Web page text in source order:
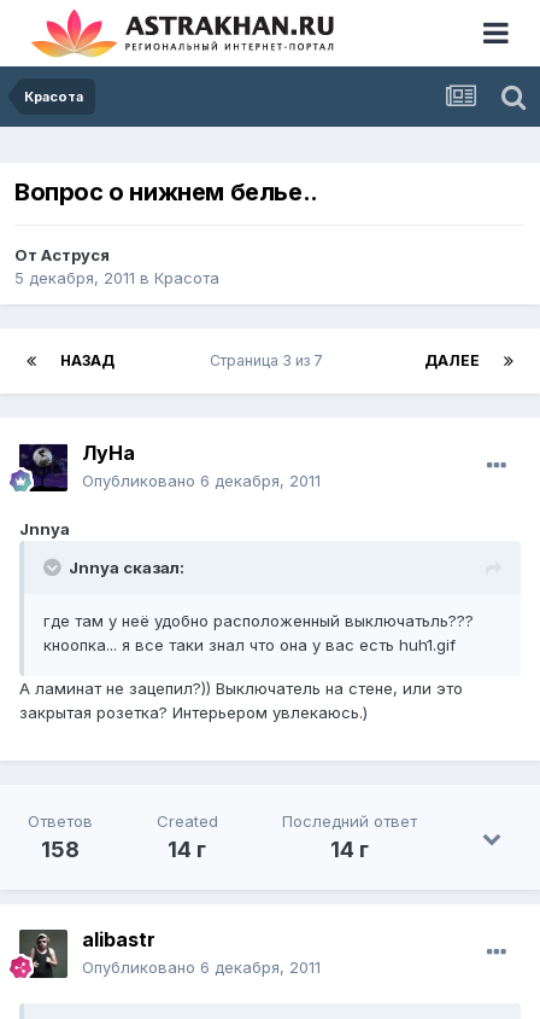
Красота
Вопрос о нижнем белье..
От Аструся
5 декабря, 2011 в Красота
НАЗАД ДАЛЕЕ
Страница 3 из 7
ЛуHa
Опубликовано 6 декабря, 2011
Jnnya
Jnnya сказал:
где там у неё удобно расположенный выключатьль???
кноопка... я все таки знал что она у вас есть huh1.gif
А ламинат не зацепил?)) Выключатель на стене, или это
закрытая розетка? Интерьером увлекаюсь.)
Ответов
158
Created
14 г
Последний ответ
14 г
alibastr
Опубликовано 6 декабря, 2011